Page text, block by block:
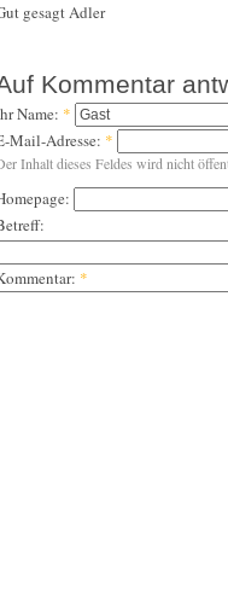
gesagt Adler
Kommentar
Name: *
Mail-Adresse: *
Inhalt dieses Feldes wird nicht
*